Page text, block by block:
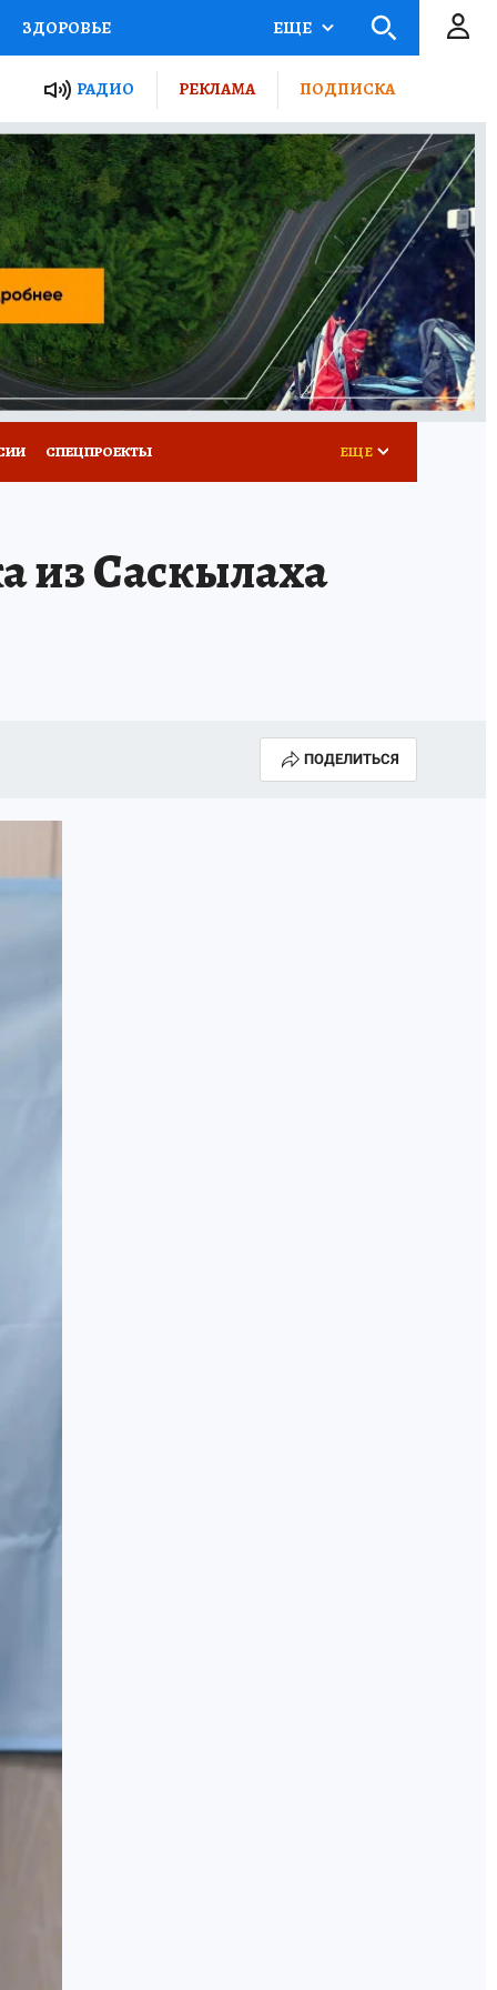
ЗДОРОВЬЕ
РОССИИ
ПУТЕВОДИТЕЛЬ
ТУРИЗМ
ПОТРЕБИТЕЛЯ ВСЕ О КП
ЕЩЕ
РАДИО РЕКЛАМА ПОДПИСКА
СПЕЦПРОЕКТЫ ЕЩЕ
из Саскылаха
ПОДЕЛИТЬСЯ